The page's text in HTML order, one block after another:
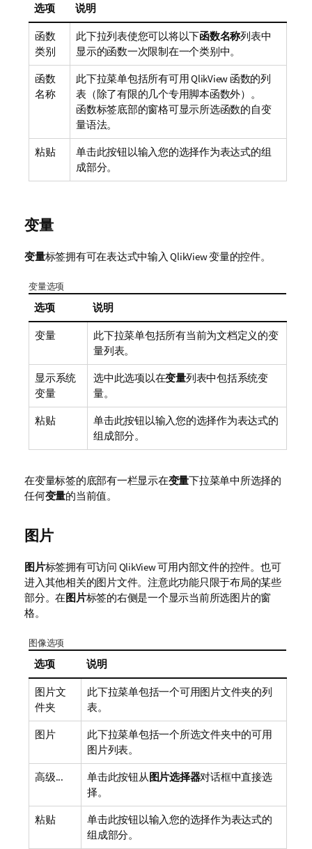
选项 说明
函数
类别
此下拉列表使您可以将以下函数名称列表中
显示的函数一次限制在一个类别中。
函数
名称
此下拉菜单包括所有可用QlikView 函数的列
表（除了有限的几个专用脚本函数外）。
函数标签底部的窗格可显示所选函数的自变
量语法。
粘贴
单击此按钮以输入您的选择作为表达式的组
成部分。
变量
变量标签拥有可在表达式中输入QlikView变量的控件。
变量选项
选项 说明
变量
此下拉菜单包括所有当前为文档定义的变
量列表。
显示系统
变量
选中此选项以在变量列表中包括系统变
量。
粘贴
单击此按钮以输入您的选择作为表达式的
组成部分。
在变量标签的底部有一栏显示在变量下拉菜单中所选择的
任何变量的当前值。
图片
图片标签拥有可访问 QlikView可用内部文件的控件。也可
进入其他相关的图片文件。注意此功能只限于布局的某些
部分。在图片标签的右侧是一个显示当前所选图片的窗
格。
图像选项
选项 说明
图片文
件夹
此下拉菜单包括一个可用图片文件夹的列
表。
图片
此下拉菜单包括一个所选文件夹中的可用
图片列表。
高级... 单击此按钮从图片选择器对话框中直接选
择。
粘贴
单击此按钮以输入您的选择作为表达式的
组成部分。